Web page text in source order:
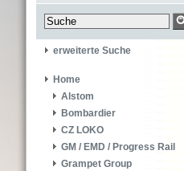
erweiterte Suche
Home
Alstom
Bombardier
CZ LOKO
GM / EMD / Progress Rail
Grampet Group